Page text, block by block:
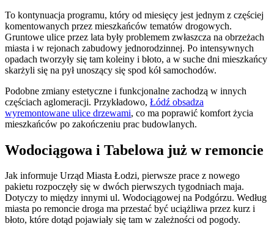
To kontynuacja programu, który od miesięcy jest jednym z częściej
komentowanych przez mieszkańców tematów drogowych.
Gruntowe ulice przez lata były problemem zwłaszcza na obrzeżach
miasta i w rejonach zabudowy jednorodzinnej. Po intensywnych
opadach tworzyły się tam koleiny i błoto, a w suche dni mieszkańcy
skarżyli się na pył unoszący się spod kół samochodów.
Podobne zmiany estetyczne i funkcjonalne zachodzą w innych
częściach aglomeracji. Przykładowo, Łódź obsadza
wyremontowane ulice drzewami, co ma poprawić komfort życia
mieszkańców po zakończeniu prac budowlanych.
Wodociągowa i Tabelowa już w remoncie
Jak informuje Urząd Miasta Łodzi, pierwsze prace z nowego
pakietu rozpoczęły się w dwóch pierwszych tygodniach maja.
Dotyczy to między innymi ul. Wodociągowej na Podgórzu. Według
miasta po remoncie droga ma przestać być uciążliwa przez kurz i
błoto, które dotąd pojawiały się tam w zależności od pogody.